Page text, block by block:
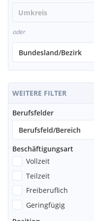
oder
Bundesland/Bezirk
WEITERE FILTER
Berufsfelder
Berufsfeld/Bereich
Beschäftigungsart
Vollzeit
Teilzeit
Freiberuflich
Geringfügig